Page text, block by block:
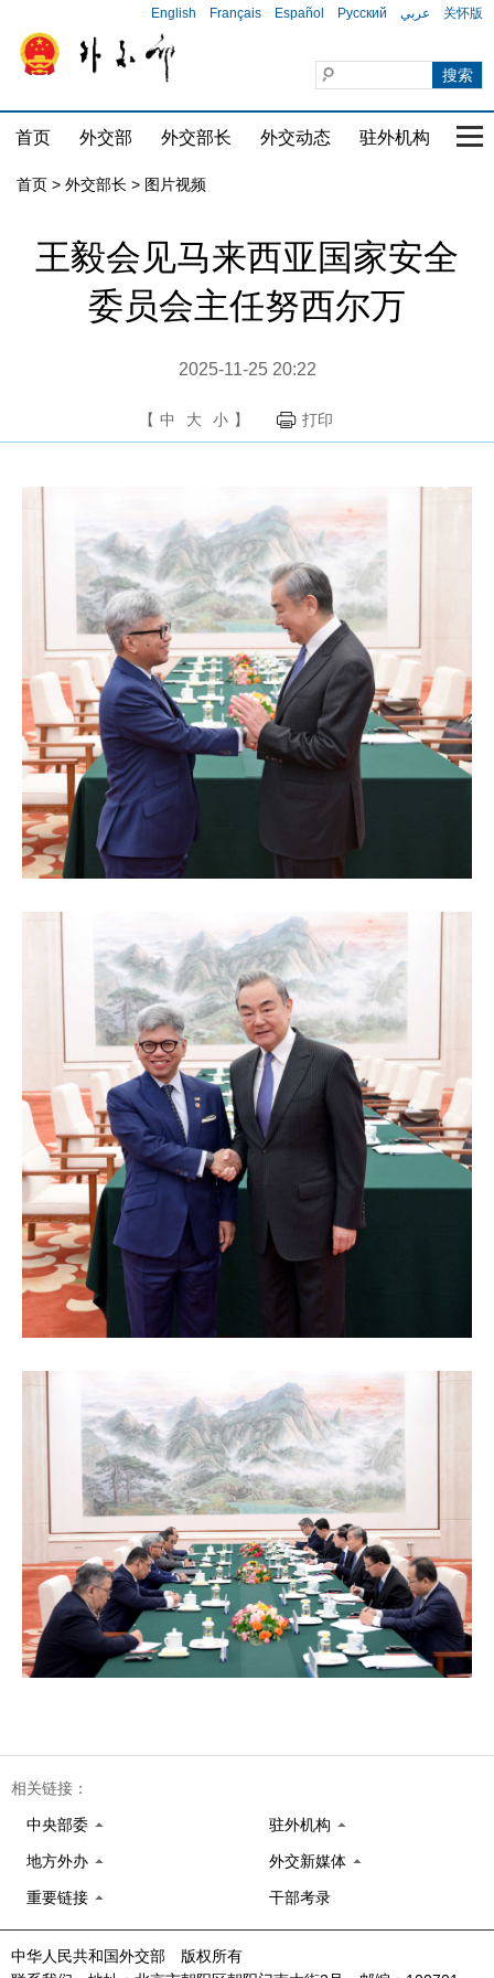
English Français Español Русский عربي 关怀版
首页 外交部 外交部长 外交动态 驻外机构 国
首页 > 外交部长 > 图片视频
王毅会见马来西亚国家安全
委员会主任努西尔万
2025-11-25 20:22
【 中 大 小 】 打印
相关链接：
中央部委 驻外机构
地方外办 外交新媒体
重要链接 干部考录
中华人民共和国外交部 版权所有